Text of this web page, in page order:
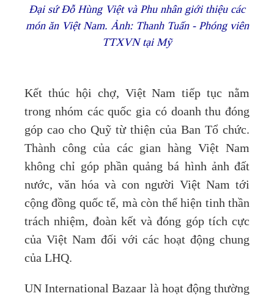
Đại sứ Đỗ Hùng Việt và Phu nhân giới thiệu các
món ăn Việt Nam. Ảnh: Thanh Tuấn - Phóng viên
TTXVN tại Mỹ
Kết thúc hội chợ, Việt Nam tiếp tục nằm
trong nhóm các quốc gia có doanh thu đóng
góp cao cho Quỹ từ thiện của Ban Tổ chức.
Thành công của các gian hàng Việt Nam
không chỉ góp phần quảng bá hình ảnh đất
nước, văn hóa và con người Việt Nam tới
cộng đồng quốc tế, mà còn thể hiện tinh thần
trách nhiệm, đoàn kết và đóng góp tích cực
của Việt Nam đối với các hoạt động chung
của LHQ.
UN International Bazaar là hoạt động thường